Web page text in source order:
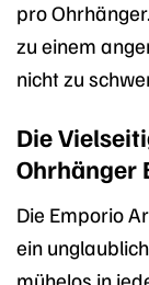
pro
zu einem
nicht zu
Die
Ohrhänger
Die Emporio
ein
mühelos in